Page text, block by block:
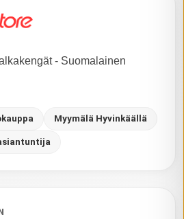
- Suomalainen
Myymälä Hyvinkäällä